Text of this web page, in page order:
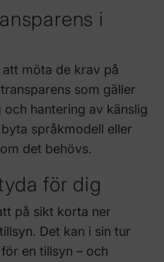
i
möta de krav på
som gäller
hantering av känslig
språkmodell eller
det behövs.
för dig
på sikt korta ner
Det kan i sin tur
en tillsyn – och